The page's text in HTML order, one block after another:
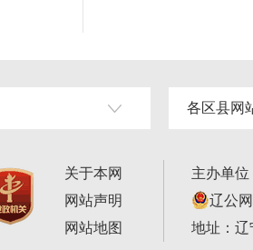
各区县网
关于本网
网站声明
网站地图
主办单
辽公
地址：辽